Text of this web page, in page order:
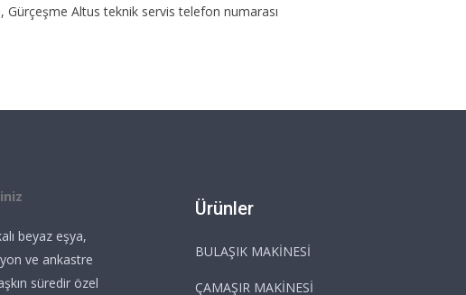
Altus teknik servis telefon numarası
beyaz eşya,
ve ankastre
süredir özel
Ürünler
BULAŞIK MAKİNESİ
ÇAMAŞIR MAKİNESİ